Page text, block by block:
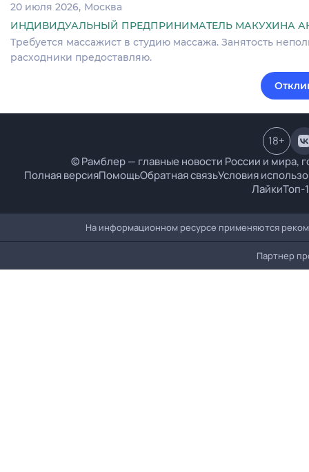
20 июля 2026 Москва
ИНДИВИДУАЛЬНЫЙ ПРЕДПРИНИМАТЕЛЬ МАКУХИНА
Требуется массажист в студию массажа. Занятость
расходники предоставляю.
© Рамблер — главные новости России и мира,
Полная версияПомощьОбратная связьУсловия
ЛайкиТоп-
18+
На информационном ресурсе применяются
Партнер